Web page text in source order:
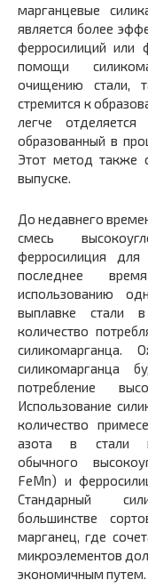
марганцевые
является более
ферросилиций или
помощи
очищению стали,
стремится к
легче
образованный в
Этот метод также
выпуске.
До недавнего
смесь
ферросилиция
последнее
использованию
выплавке стали
количество
силикомарганца.
силикомарганца
потребление
Использование
количество
азота в стали
обычного
FeMn) и
Стандарный
большинстве
марганец, где
микроэлементов
экономичным путем.